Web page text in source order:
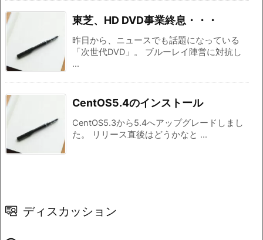
東芝、HD DVD事業終息・・・
昨日から、ニュースでも話題になっている
「次世代DVD」。 ブルーレイ陣営に対抗し
...
CentOS5.4のインストール
CentOS5.3から5.4へアップグレードしまし
た。 リリース直後はどうかなと ...
ディスカッション